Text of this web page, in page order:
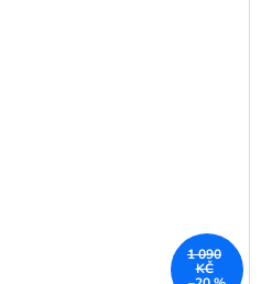
1 090
KČ